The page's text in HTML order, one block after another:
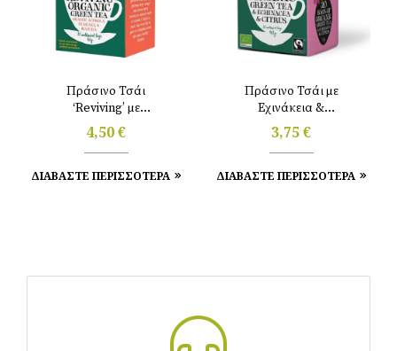
Πράσινο Τσάι
‘Reviving’ με
Πορτοκάλι, Ασερόλα &
Matcha (20tbgs/40gr)
4,50€
ΔΙΑΒΑΣΤΕ ΠΕΡΙΣΣΟΤΕΡΑ
Πράσινο Τσάι με
Eχινάκεια &
Εσπεριδοειδή
(40gr/20tbgs) Clipper
3,75€
ΔΙΑΒΑΣΤΕ ΠΕΡΙΣΣΟΤΕΡΑ